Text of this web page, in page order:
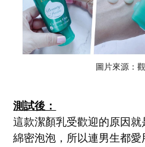
圖片來源：
測試後：
這款潔顏乳受歡迎的原因
綿密泡泡，所以連男生都